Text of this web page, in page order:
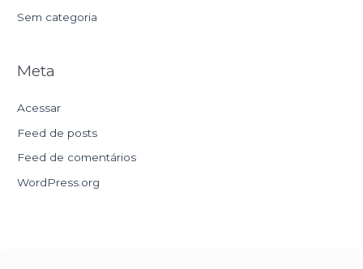
Sem categoria
Meta
Acessar
Feed de posts
Feed de comentários
WordPress.org